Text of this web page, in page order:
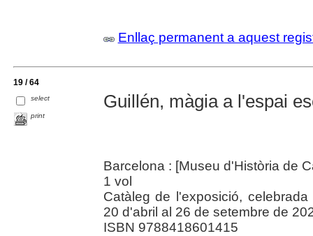
Enllaç permanent a aquest
19 / 64
select
print
Guillén, màgia a l'espai
Barcelona : [Museu d'Història de
1 vol
Catàleg de l'exposició,
20 d'abril al 26 de setembre de
ISBN 9788418601415